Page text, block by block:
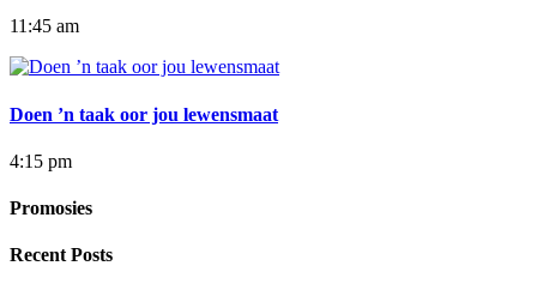
11:45 am
Doen ’n taak oor jou lewensmaat
4:15 pm
Promosies
Recent Posts